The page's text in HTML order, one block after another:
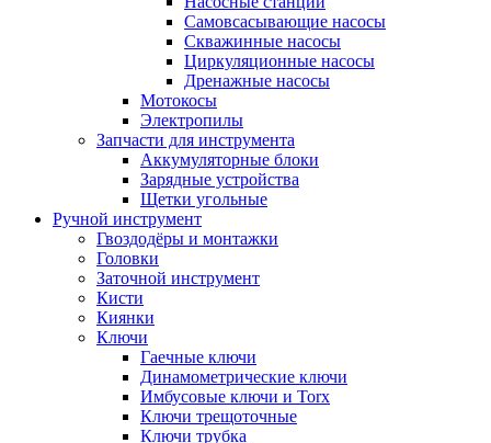
Самовсасывающие насосы
Скважинные насосы
Циркуляционные насосы
Дренажные насосы
Мотокосы
Электропилы
Запчасти для инструмента
Аккумуляторные блоки
Зарядные устройства
Щетки угольные
Ручной инструмент
Гвоздодёры и монтажки
Головки
Заточной инструмент
Кисти
Киянки
Ключи
Гаечные ключи
Динамометрические ключи
Имбусовые ключи и Torx
Ключи трещоточные
Ключи трубка